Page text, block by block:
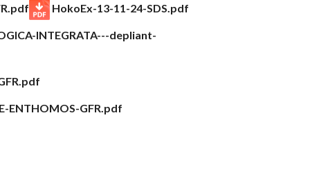
HokoEx-13-11-24-SDS.pdf
INTEGRATA---depliant-
ENTHOMOS-GFR.pdf